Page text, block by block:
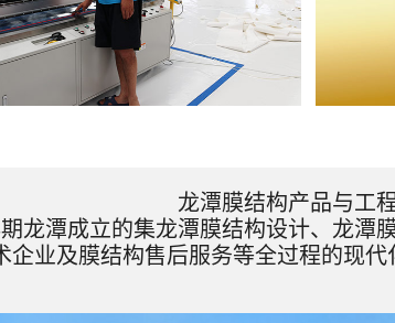
龙潭膜结构产品与工
龙潭成立的集龙潭膜结构设计、龙潭
企业及膜结构售后服务等全过程的现代